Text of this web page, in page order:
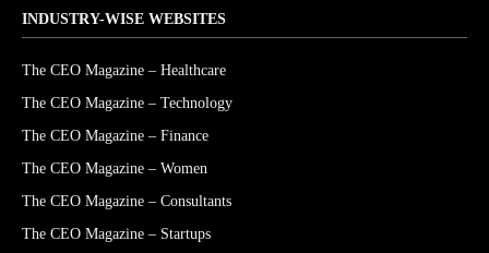
INDUSTRY-WISE WEBSITES
The CEO Magazine – Healthcare
The CEO Magazine – Technology
The CEO Magazine – Finance
The CEO Magazine – Women
The CEO Magazine – Consultants
The CEO Magazine – Startups